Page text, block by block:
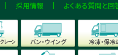
採用情報 よくある質問と回
レーン バン・ウイング 冷凍・保冷